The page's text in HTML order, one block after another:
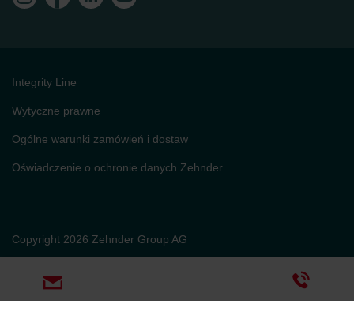
Copyright 2026 Zehnder Group AG
Integrity Line
Wytyczne prawne
Ogólne warunki zamówień i dostaw
Oświadczenie o ochronie danych Zehnder